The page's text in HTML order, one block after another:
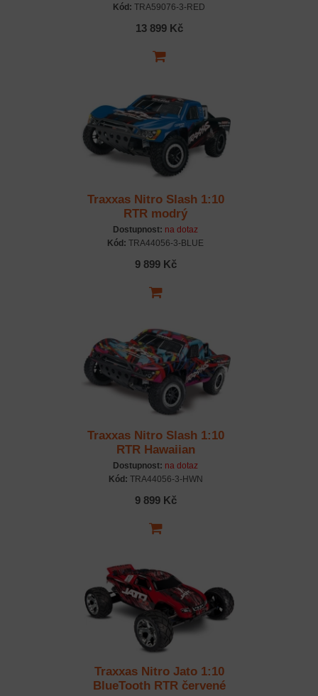
Kód: TRA59076-3-RED
13 899 Kč
Traxxas Nitro Slash 1:10
RTR modrý
Dostupnost: na dotaz
Kód: TRA44056-3-BLUE
9 899 Kč
Traxxas Nitro Slash 1:10
RTR Hawaiian
Dostupnost: na dotaz
Kód: TRA44056-3-HWN
9 899 Kč
Traxxas Nitro Jato 1:10
BlueTooth RTR červené